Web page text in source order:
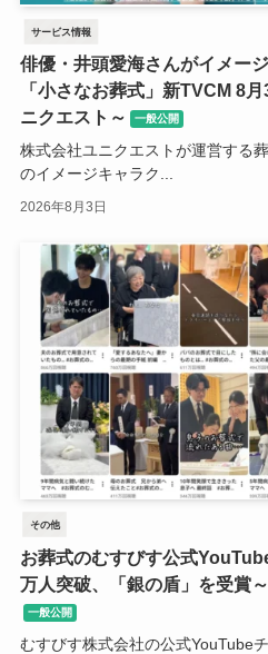
サービス情報
俳優・井頭愛海さんがイメー
「小さなお葬式」新TVCM 8
ニクエスト～
一般公開
株式会社ユニクエストが運営する
のイメージキャラク...
2026年8月3日
その他
お葬式のむすびす公式
万人突破、「銀の盾」を受賞
一般公開
むすびす株式会社の公式YouTube